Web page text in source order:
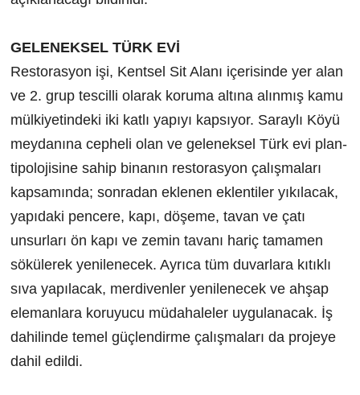
GELENEKSEL TÜRK EVİ
Restorasyon işi, Kentsel Sit Alanı içerisinde yer alan
ve 2. grup tescilli olarak koruma altına alınmış kamu
mülkiyetindeki iki katlı yapıyı kapsıyor. Saraylı Köyü
meydanına cepheli olan ve geleneksel Türk evi plan-
tipolojisine sahip binanın restorasyon çalışmaları
kapsamında; sonradan eklenen eklentiler yıkılacak,
yapıdaki pencere, kapı, döşeme, tavan ve çatı
unsurları ön kapı ve zemin tavanı hariç tamamen
sökülerek yenilenecek. Ayrıca tüm duvarlara kıtıklı
sıva yapılacak, merdivenler yenilenecek ve ahşap
elemanlara koruyucu müdahaleler uygulanacak. İş
dahilinde temel güçlendirme çalışmaları da projeye
dahil edildi.